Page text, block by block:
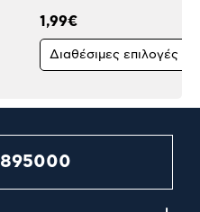
1,99€
Διαθέσιμες επιλογές